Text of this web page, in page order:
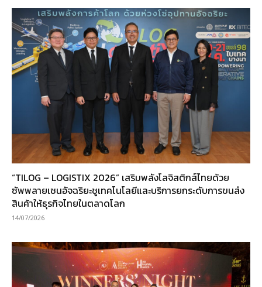
“TILOG – LOGISTIX 2026” เสริมพลังโลจิสติกส์ไทยด้วย
ซัพพลายเชนอัจฉริยะชูเทคโนโลยีและบริการยกระดับการขนส่ง
สินค้าให้ธุรกิจไทยในตลาดโลก
14/07/2026